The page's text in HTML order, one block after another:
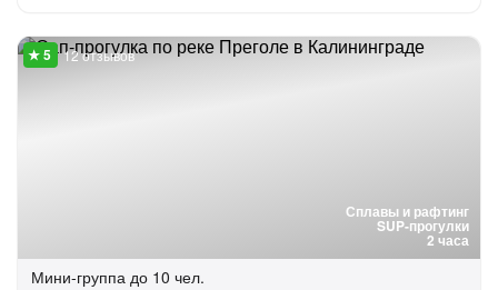
Сплавы и рафтинг
SUP-прогулки
2 часа
12 отзывов
Мини-группа до 10 чел.